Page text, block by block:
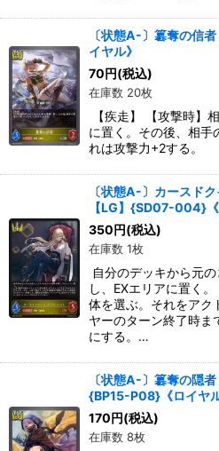
〔状態A-〕簒奪の信
イヤル》
70円(税込)
在庫数 20枚
【疾走】 【攻撃時】
に置く。その後、相手
れは攻撃力+2する。
〔状態A-〕カースド
【LG】{SD07-004}《
350円(税込)
在庫数 1枚
自分のデッキから元
し、EXエリアに置く
体を選ぶ。それをアク
ヤーのターン終了時ま
にする。…
〔状態A-〕簒奪の隠者
{BP15-P08}《ロイヤル
170円(税込)
在庫数 8枚